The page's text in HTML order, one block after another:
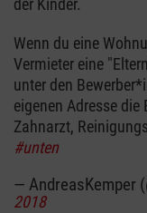
der Kinder.
Wenn du eine
Vermieter eine
unter den
eigenen Adresse die
Zahnarzt,
#unten
— AndreasKemper
2018